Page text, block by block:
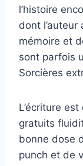
l’histoire
dont
mémoire et
sont parfois
Sorcières
L’écriture
gratuits
bonne dose
punch et de